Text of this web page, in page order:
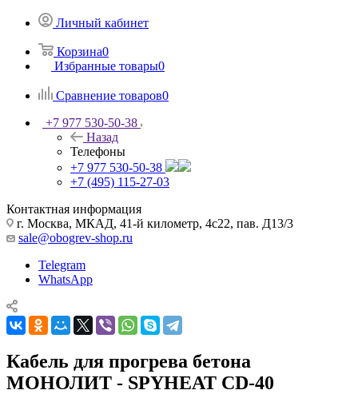
Личный кабинет
Корзина0
Избранные товары0
Сравнение товаров0
+7 977 530-50-38
Назад
Телефоны
+7 977 530-50-38
+7 (495) 115-27-03
Контактная информация
г. Москва, МКАД, 41-й километр, 4с22, пав. Д13/3
sale@obogrev-shop.ru
Telegram
WhatsApp
Кабель для прогрева бетона
МОНОЛИТ - SPYHEAT CD-40